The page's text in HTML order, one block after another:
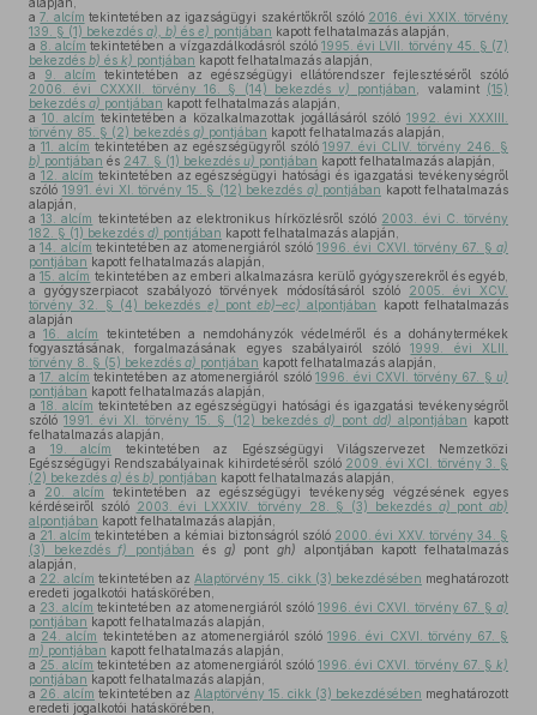
a7. alcím tekintetében az igazságügyi szakértőkről szóló 2016. évi XXIX. törvény
139. § (1) bekezdés a), b) és e) pontjában kapott felhatalmazás alapján,
a 8. alcím tekintetében a vízgazdálkodásról szóló1995. évi LVII. törvény 45. § (7)
bekezdés b) és k) pontjában kapott felhatalmazás alapján,
a 9. alcím
tekintetében az egészségügyi ellátórendszer fejlesztéséről szóló
2006. évi CXXXII. törvény 16. § (14) bekezdés v) pontjában , valamint (15)
bekezdés a) pontjában kapott felhatalmazás alapján,
a 10. alcím tekintetében a közalkalmazottak jogállásáról szóló 1992. évi XXXIII.
törvény 85. § (2) bekezdés g) pontjában kapott felhatalmazás alapján,
a 11. alcím tekintetében az egészségügyről szóló1997. évi CLIV. törvény 246. §
b) pontjában és 247. § (1) bekezdés u) pontjában kapott felhatalmazás alapján,
a 12. alcím tekintetében az egészségügyi hatósági és igazgatási tevékenységről
szóló 1991. évi XI. törvény 15. § (12) bekezdés a) pontjában kapott felhatalmazás
alapján,
a13. alcím tekintetében az elektronikus hírközlésről szóló 2003. évi C. törvény
182. § (1) bekezdés d) pontjában kapott felhatalmazás alapján,
a14. alcím tekintetében az atomenergiáról szóló1996. évi CXVI. törvény 67. §a)
pontjában kapott felhatalmazás alapján,
a15. alcím tekintetében az emberi alkalmazásra kerülő gyógyszerekről és egyéb,
a gyógyszerpiacot szabályozó törvények módosításáról szóló 2005. évi XCV.
törvény 32. § (4) bekezdés e) ponteb)–ec) alpontjában
kapott felhatalmazás
alapján
a16. alcím
tekintetében a nemdohányzók védelméről és a dohánytermékek
fogyasztásának, forgalmazásának egyes szabályairól szóló1999. évi XLII.
törvény 8. § (5) bekezdés a) pontjában kapott felhatalmazás alapján,
a17. alcím tekintetében az atomenergiáról szóló1996. évi CXVI. törvény 67. §u)
pontjában kapott felhatalmazás alapján,
a 18. alcím tekintetében az egészségügyi hatósági és igazgatási tevékenységről
szóló1991. évi XI. törvény 15. § (12) bekezdés d) pont dd) alpontjában kapott
felhatalmazás alapján,
a 19. alcím tekintetében az Egészségügyi Világszervezet Nemzetközi
Egészségügyi Rendszabályainak kihirdetéséről szóló 2009. évi XCI. törvény 3. §
(2) bekezdés a) és b) pontjában kapott felhatalmazás alapján,
a 20. alcím
tekintetében az egészségügyi tevékenység végzésének egyes
kérdéseiről szóló 2003. évi LXXXIV. törvény 28. § (3) bekezdés a) pont ab)
alpontjában kapott felhatalmazás alapján,
a 21. alcím tekintetében a kémiai biztonságról szóló 2000. évi XXV. törvény 34. §
(3) bekezdésf) pontjában és g) pont gh) alpontjában kapott felhatalmazás
alapján,
a 22. alcím tekintetében az Alaptörvény 15. cikk (3) bekezdésében meghatározott
eredeti jogalkotói hatáskörében,
a 23. alcím tekintetében az atomenergiáról szóló1996. évi CXVI. törvény 67. §a)
pontjában kapott felhatalmazás alapján,
a 24. alcím tekintetében az atomenergiáról szóló1996. évi CXVI. törvény 67. §
m) pontjában kapott felhatalmazás alapján,
a 25. alcím tekintetében az atomenergiáról szóló1996. évi CXVI. törvény 67. §k)
pontjában kapott felhatalmazás alapján,
a 26. alcím tekintetében az Alaptörvény 15. cikk (3) bekezdésében meghatározott
eredeti jogalkotói hatáskörében,